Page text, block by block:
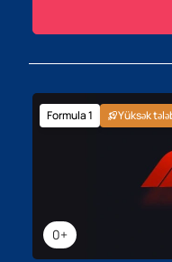
0+
Formula 1 Yüksək